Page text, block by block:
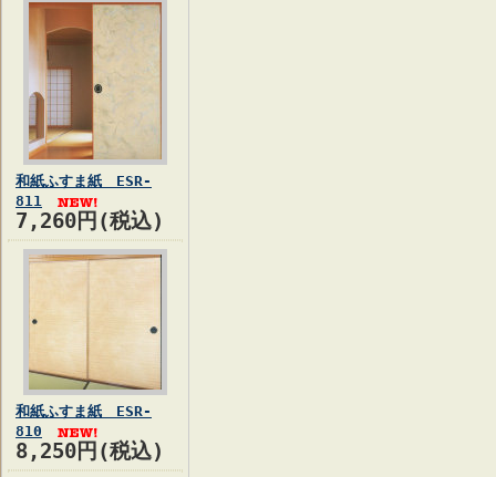
和紙ふすま紙 ESR-
811
7,260円(税込)
和紙ふすま紙 ESR-
810
8,250円(税込)